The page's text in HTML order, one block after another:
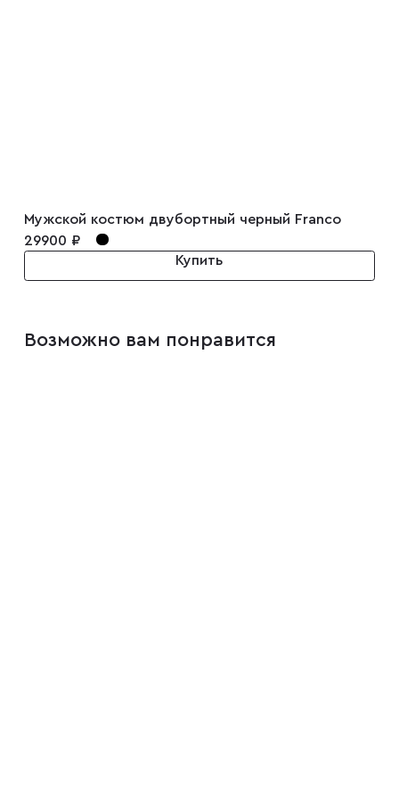
Мужской костюм двубортный черный Franco
29900 ₽
Купить
Возможно вам понравится